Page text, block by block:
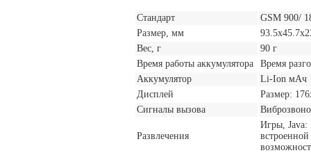
Стандарт
GSM 900/
Размер, мм
Вес, г
90 г
Время работы аккумулятора
Время
Аккумулятор
Li-Ion мАч
Дисплей
Размер:
Сигналы вызова
Развлечения
Игры, Java: